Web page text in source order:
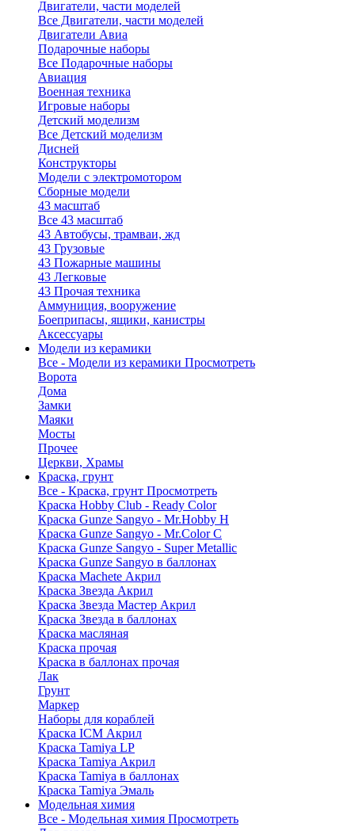
Двигатели, части моделей
Все Двигатели, части моделей
Двигатели Авиа
Подарочные наборы
Все Подарочные наборы
Авиация
Военная техника
Игровые наборы
Детский моделизм
Все Детский моделизм
Дисней
Конструкторы
Модели с электромотором
Сборные модели
43 масштаб
Все 43 масштаб
43 Автобусы, трамваи, жд
43 Грузовые
43 Пожарные машины
43 Легковые
43 Прочая техника
Аммуниция, вооружение
Боеприпасы, ящики, канистры
Аксессуары
Модели из керамики
Все - Модели из керамики Просмотреть
Ворота
Дома
Замки
Маяки
Мосты
Прочее
Церкви, Храмы
Краска, грунт
Все - Краска, грунт Просмотреть
Краска Hobby Club - Ready Color
Краска Gunze Sangyo - Mr.Hobby H
Краска Gunze Sangyo - Mr.Color C
Краска Gunze Sangyo - Super Metallic
Краска Gunze Sangyo в баллонах
Краска Machete Акрил
Краска Звезда Акрил
Краска Звезда Мастер Акрил
Краска Звезда в баллонах
Краска масляная
Краска прочая
Краска в баллонах прочая
Лак
Грунт
Маркер
Наборы для кораблей
Краска ICM Акрил
Краска Tamiya LP
Краска Tamiya Акрил
Краска Tamiya в баллонах
Краска Tamiya Эмаль
Модельная химия
Все - Модельная химия Просмотреть